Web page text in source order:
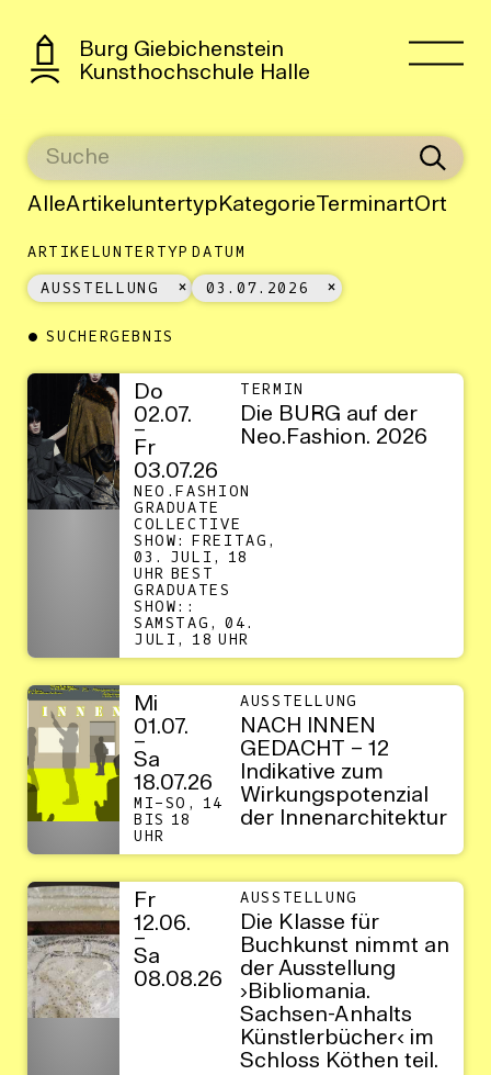
Burg Giebichenstein
Kunsthochschule Halle
AlleArtikeluntertyp KategorieTerminartOrt
ARTIKELUNTERTYP
AUSSTELLUNG
DATUM
03.07.2026
SUCHERGEBNIS
Do
02.07.
–
Fr
03.07.26
NEO.FASHION
GRADUATE
COLLECTIVE
SHOW: FREITAG,
03. JULI, 18
UHR BEST
GRADUATES
SHOW::
SAMSTAG, 04.
JULI, 18 UHR
TERMIN
Die BURG auf der
Neo.Fashion. 2026
Mi
01.07.
–
Sa
18.07.26
MI–SO, 14
BIS 18
UHR
AUSSTELLUNG
NACH INNEN
GEDACHT – 12
Indikative zum
Wirkungspotenzial
der Innenarchitektur
Fr
12.06.
–
Sa
08.08.26
AUSSTELLUNG
Die Klasse für
Buchkunst nimmt an
der Ausstellung
›Bibliomania.
Sachsen-Anhalts
Künstlerbücher‹ im
Schloss Köthen teil.